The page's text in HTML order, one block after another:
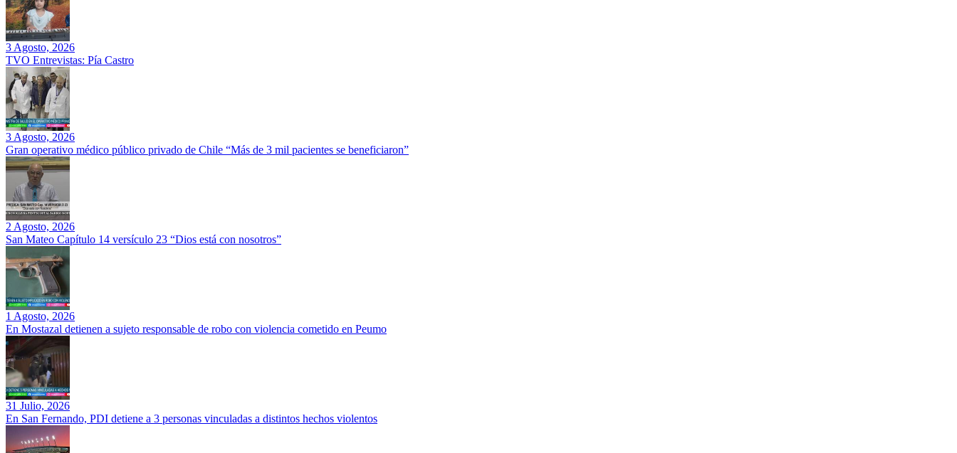
3 Agosto, 2026
TVO Entrevistas: Pía Castro
3 Agosto, 2026
Gran operativo médico público privado de Chile “Más de 3 mil pacientes se beneficiaron”
2 Agosto, 2026
San Mateo Capítulo 14 versículo 23 “Dios está con nosotros”
1 Agosto, 2026
En Mostazal detienen a sujeto responsable de robo con violencia cometido en Peumo
31 Julio, 2026
En San Fernando, PDI detiene a 3 personas vinculadas a distintos hechos violentos